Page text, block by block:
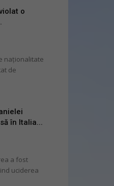
o
naționalitate
de
în Italia...
a fost
uciderea